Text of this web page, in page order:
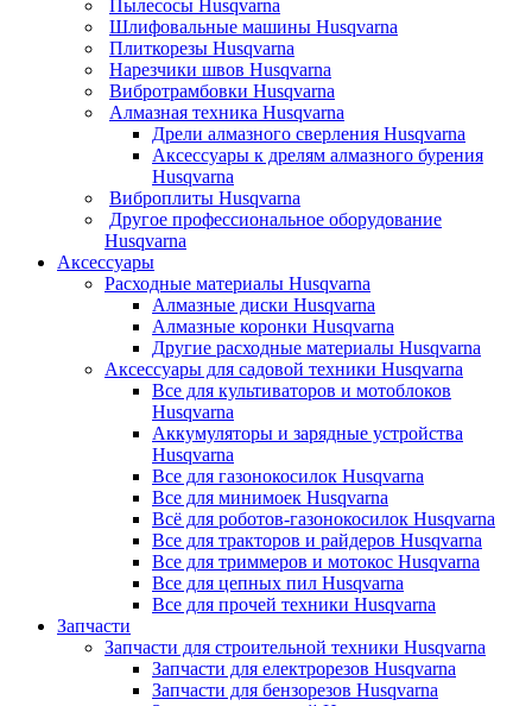
Пылесосы Husqvarna
Шлифовальные машины Husqvarna
Плиткорезы Husqvarna
Нарезчики швов Husqvarna
Вибротрамбовки Husqvarna
Алмазная техника Husqvarna
Дрели алмазного сверления Husqvarna
Аксессуары к дрелям алмазного бурения
Husqvarna
Виброплиты Husqvarna
Другое профессиональное оборудование
Husqvarna
Аксессуары
Расходные материалы Husqvarna
Алмазные диски Husqvarna
Алмазные коронки Husqvarna
Другие расходные материалы Husqvarna
Аксессуары для садовой техники Husqvarna
Все для культиваторов и мотоблоков
Husqvarna
Аккумуляторы и зарядные устройства
Husqvarna
Все для газонокосилок Husqvarna
Все для минимоек Husqvarna
Всё для роботов-газонокосилок Husqvarna
Все для тракторов и райдеров Husqvarna
Все для триммеров и мотокос Husqvarna
Все для цепных пил Husqvarna
Все для прочей техники Husqvarna
Запчасти
Запчасти для строительной техники Husqvarna
Запчасти для електрорезов Husqvarna
Запчасти для бензорезов Husqvarna